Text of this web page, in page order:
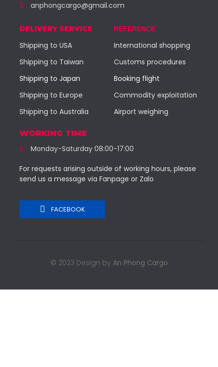
anphongcargo@gmail.com
DELIVERY SERVICE
Shipping to USA
Shipping to Taiwan
Shipping to Japan
Shipping to Europe
Shipping to Australia
REFERENCE
International shopping
Customs procedures
Booking flight
Commodity exploitation
Airport weighing
WORKING TIME
Monday-Saturday 08:00-17:00
For requests arising outside of working hours, please
send us a message via Fanpage or Zalo
FACEBOOK
© 2023 Design by An Phong Cargo